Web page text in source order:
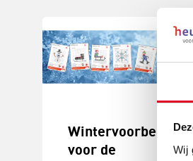
Wij
Wintervoorbeelden
voor de